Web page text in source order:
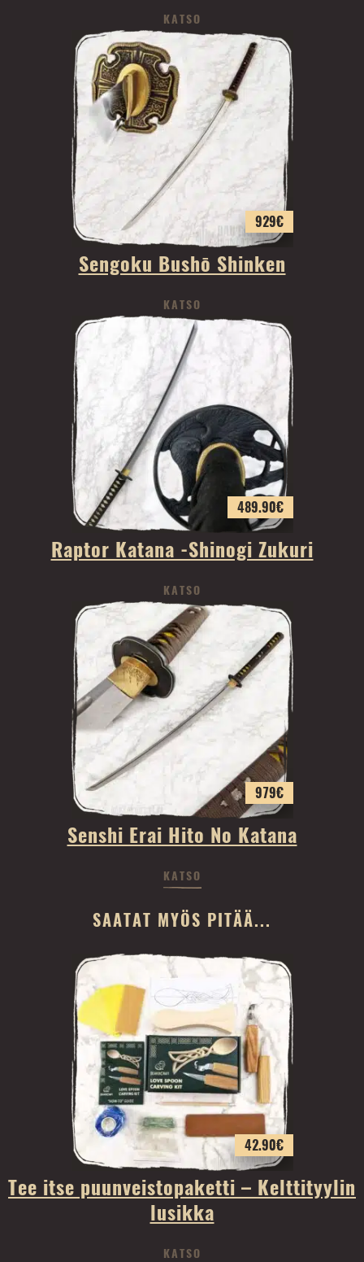
KATSO
929€
Sengoku Bushō Shinken
KATSO
489.90€
Raptor Katana -Shinogi Zukuri
KATSO
979€
Senshi Erai Hito No Katana
KATSO
SAATAT MYÖS PITÄÄ...
42.90€
Tee itse puunveistopaketti – Kelttityylin
lusikka
KATSO